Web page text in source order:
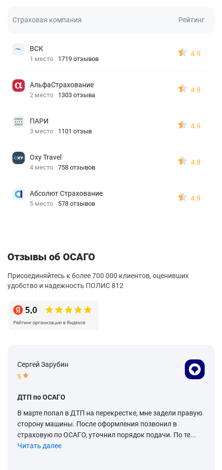
Страховая компания Рейтинг
ВСК
1 место 1719 отзывов
4.9
АльфаСтрахование
2 место 1303 отзыва
4.8
ПАРИ
3 место 1101 отзыв
4.9
Oxy Travel
4 место 758 отзывов
4.8
Абсолют Страхование
5 место 578 отзывов
4.9
Отзывы об ОСАГО
Присоединяйтесь к более 700 000 клиентов, оценивших
удобство и надежность ПОЛИС 812
Сергей Зарубин
5
ДТП по ОСАГО
В марте попал в ДТП на перекрестке, мне задели правую
сторону машины. После оформления позвонил в
страховую по ОСАГО, уточнил порядок подачи. По те...
Читать далее